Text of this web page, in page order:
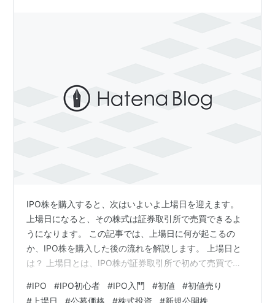
IPO株を購入すると、次はいよいよ上場日を迎えます。
上場日になると、その株式は証券取引所で売買できるよ
うになります。 この記事では、上場日に何が起こるの
か、IPO株を購入した後の流れを解説します。 上場日と
は？ 上場日とは、IPO株が証券取引所で初めて売買でき
式と同じように市場で売買できます。 初値とは？ 初値
#IPO #IPO初心者 #IPO入門 #初値 #初値売り
# 上場日 #公募価格 #株式投資 #新規公開株